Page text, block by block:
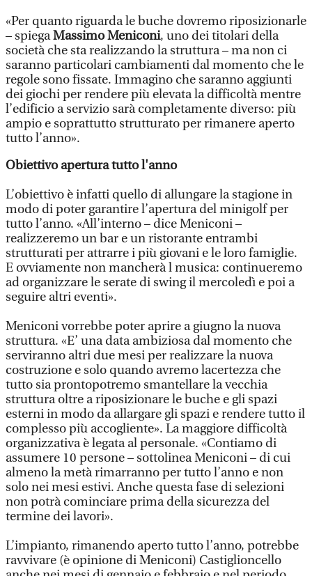
«Per quanto riguarda le buche dovremo riposizionarle
– spiegaMassimo Meniconi, uno dei titolari della
società che sta realizzando la struttura – ma non ci
saranno particolari cambiamenti dal momento che le
regole sono fissate. Immagino che saranno aggiunti
dei giochi per rendere più elevata la difficoltà mentre
l’edificio a servizio sarà completamente diverso: più
ampio e soprattutto strutturato per rimanere aperto
tutto l’anno».
Obiettivo apertura tutto l'anno
L’obiettivo è infatti quello di allungare la stagione in
modo di poter garantire l’apertura del minigolf per
tutto l’anno. «All’interno – dice Meniconi –
realizzeremo un bar e un ristorante entrambi
strutturati per attrarre i più giovani e le loro famiglie.
E ovviamente non mancherà l musica: continueremo
ad organizzare le serate di swing il mercoledì e poi a
seguire altri eventi».
Meniconi vorrebbe poter aprire a giugno la nuova
struttura. «E’ una data ambiziosa dal momento che
serviranno altri due mesi per realizzare la nuova
costruzione e solo quando avremo lacertezza che
tutto sia prontopotremo smantellare la vecchia
struttura oltre a riposizionare le buche e gli spazi
esterni in modo da allargare gli spazi e rendere tutto il
complesso più accogliente». La maggiore difficoltà
organizzativa è legata al personale. «Contiamo di
assumere 10 persone – sottolinea Meniconi – di cui
almeno la metà rimarranno per tutto l’anno e non
solo nei mesi estivi. Anche questa fase di selezioni
non potrà cominciare prima della sicurezza del
termine dei lavori».
L’impianto, rimanendo aperto tutto l’anno, potrebbe
ravvivare (è opinione di Meniconi) Castiglioncello